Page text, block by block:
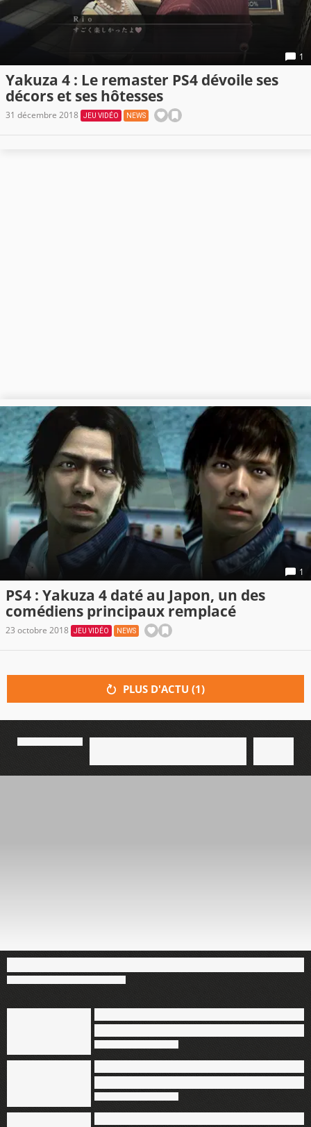
1
Yakuza 4 : Le remaster PS4 dévoile ses
décors et ses hôtesses
31 décembre 2018 JEU VIDÉO NEWS
1
PS4 : Yakuza 4 daté au Japon, un des
comédiens principaux remplacé
23 octobre 2018 JEU VIDÉO NEWS
PLUS D'ACTU (1)